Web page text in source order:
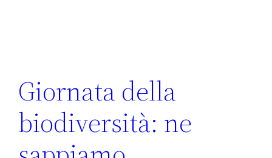
Giornata della
biodiversità: ne